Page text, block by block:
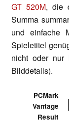
GT 520M, die
Summa
und einfache
Spieletitel
nicht oder nur
Bilddetails).
PCMark
Vantage
Result